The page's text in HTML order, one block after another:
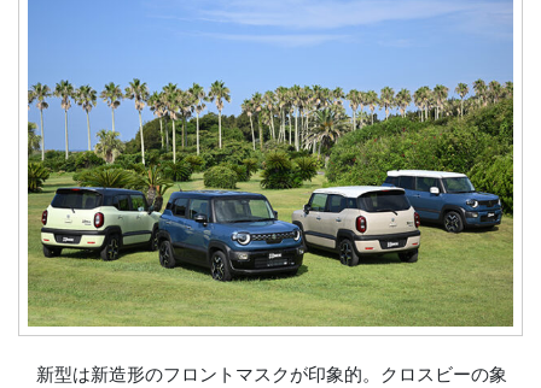
新型は新造形のフロントマスクが印象的。クロスビーの象